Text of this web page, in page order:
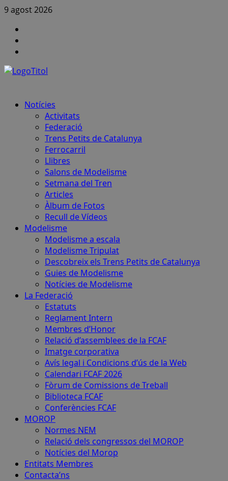
Skip
content
9 agost 2026
FCAF
PrimaryNotícies
Activitats
Federació
Trens Petits de Catalunya
Ferrocarril
Llibres
Salons de Modelisme
Setmana del Tren
Articles
Àlbum de Fotos
Recull de Vídeos
Modelisme
Modelisme a escala
Modelisme Tripulat
Descobreix els Trens Petits de Catalunya
Guies de Modelisme
Notícies de Modelisme
La Federació
Estatuts
Reglament Intern
Membres d’Honor
Relació d’assemblees de la FCAF
Imatge corporativa
Avís legal i Condicions d’ús de la Web
Calendari FCAF 2026
Fòrum de Comissions de Treball
Biblioteca FCAF
Conferències FCAF
MOROP
Normes NEM
Relació dels congressos del MOROP
Notícies del Morop
Entitats Membres
Contacta’ns